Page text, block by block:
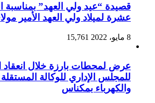
قصيدة “عيد ولي العهد” بمناسبة
عشرة لميلاد ولي العهد الأمير
8 مايو، 2022 15,761
عرض لمحطات بارزة خلال انعقاد
للمجلس الإداري للوكالة المستقلة
والكهرباء بمكناس